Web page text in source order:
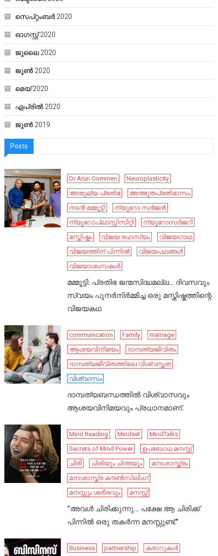
സെപ്റ്റംബർ 2020
ഓഗസ്റ്റ്‌ 2020
ജൂലൈ 2020
ജൂൺ 2020
മെയ്‌ 2020
ഏപ്രിൽ 2020
ജൂൺ 2019
Posts
Dr Arun Oommen
Neuroplasticity
അതുല്യ പ്രതിഭ
അത്ഭുതപ്രതിഭാസം
നടൻ മമ്മൂട്ടി
ന്യൂറോ സർജൻ
ന്യൂറോപ്ലാസ്റ്റിസിറ്റി
ന്യൂറോസർജറി
മസ്തിഷ്കം
വിജയ രഹസ്യം
വിജയഗാഥ
വിജയത്തിന് പിന്നിൽ
വിജയപഥങ്ങൾ
വിജയാശംസകൾ
മമ്മൂട്ടി: പ്രതിഭ ജന്മസിദ്ധമല്ല… ദിവസവും
സ്വയം പുനർനിർമ്മിച്ച ഒരു മസ്തിഷ്കത്തിന്റെ
വിജയകഥ
communication Family
marriage
ആശയവിനിമയം
ദാമ്പത്യജീവിതം
ദാമ്പത്യജീവിതത്തിലെ വിശ്വസ്തത
വിശ്വാസം
ദാമ്പത്യബന്ധത്തിൽ വിശ്വാസവും
ആശയവിനിമയവും പ്രധാനമാണ്.
Mind Reading Mindset
MindTalks
Secrets of Mind Power
ഉപബോധ മനസ്സ്
ചിരി
ചിരിയും ചിന്തയും
മനഃശാസ്ത്രം
മനഃശാസ്ത്ര കൗൺസിലിംഗ്
മനസ്സും ശരീരവും
മനസ്സ്
“അവൾ ചിരിക്കുന്നു… പക്ഷേ ആ ചിരിക്ക്
പിന്നിൽ ഒരു തകർന്ന മനസ്സുണ്ട്.”
Business partnership
കരാറുകൾ